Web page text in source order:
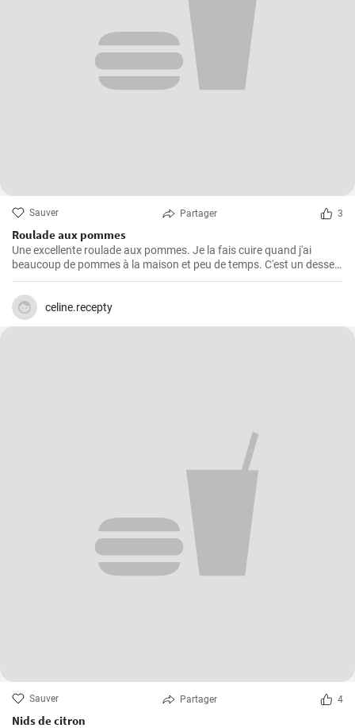
Sauver Partager 3
Roulade aux pommes
Une excellente roulade aux pommes. Je la fais cuire quand j'ai
beaucoup de pommes à la maison et peu de temps. C'est un dessert
rapide et facile qui plait toujours.
celine.recepty
Sauver Partager 4
Nids de citron